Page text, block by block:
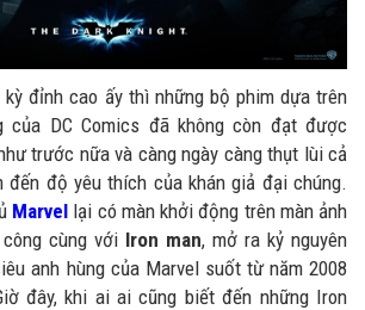
kỳ đỉnh cao ấy thì những bộ phim dựa trên
của DC Comics đã không còn đạt được
trước nữa và càng ngày càng thụt lùi cả
đến độ yêu thích của khán giả đại chúng.
Marvel lại có màn khởi động trên màn ảnh
cùng với Iron man, mở ra kỷ nguyên
anh hùng của Marvel suốt từ năm 2008
đây, khi ai ai cũng biết đến những Iron